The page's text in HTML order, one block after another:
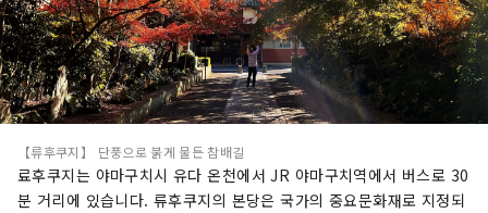
【류후쿠지】 단풍으로 붉게 물든 참배길
료후쿠지는 야마구치시 유다 온천에서 JR 야마구치역에서 버스로 30
분 거리에 있습니다. 류후쿠지의 본당은 국가의 중요문화재로 지정되